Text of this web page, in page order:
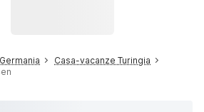
Casa-vacanze Turingia